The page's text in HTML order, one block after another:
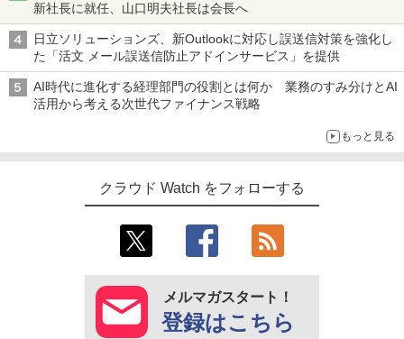
新社長に就任、山口明夫社長は会長へ
日立ソリューションズ、新Outlookに対応し誤送信対策を強化し
た「活文 メール誤送信防止アドインサービス」を提供
AI時代に進化する経理部門の役割とは何か 業務のすみ分けとAI
活用から考える次世代ファイナンス戦略
もっと見る
クラウド Watch をフォローする
メルマガスタート！
登録はこちら